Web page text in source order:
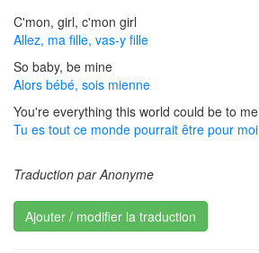
C'mon, girl, c'mon girl
Allez, ma fille, vas-y fille
So baby, be mine
Alors bébé, sois mienne
You're everything this world could be to me
Tu es tout ce monde pourrait être pour moi
Traduction par Anonyme
Ajouter / modifier la traduction